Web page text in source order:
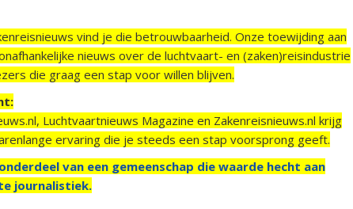
vind je die betrouwbaarheid. Onze toewijding aan
nieuws over de luchtvaart- en (zaken)reisindustrie
die graag een stap voor willen blijven.
Luchtvaartnieuws Magazine en Zakenreisnieuws.nl krijg
ervaring die je steeds een stap voorsprong geeft.
van een gemeenschap die waarde hecht aan
journalistiek.